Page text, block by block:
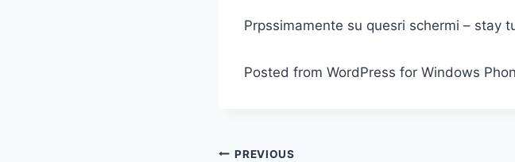
Prpssimamente su quesri schermi – stay
Posted from WordPress for Windows
PREVIOUS